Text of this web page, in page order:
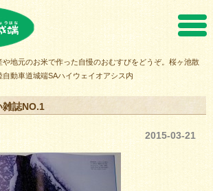
地元のお米で作った自慢のおむすびをどうぞ。桜ヶ池散
動車道城端SAハイウェイオアシス内
雑誌NO.1
2015-03-21